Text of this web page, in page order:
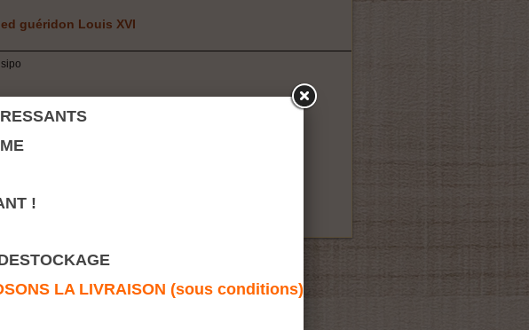
guéridon Louis XVI
à la rubrique
!
LA LIVRAISON (sous conditions)